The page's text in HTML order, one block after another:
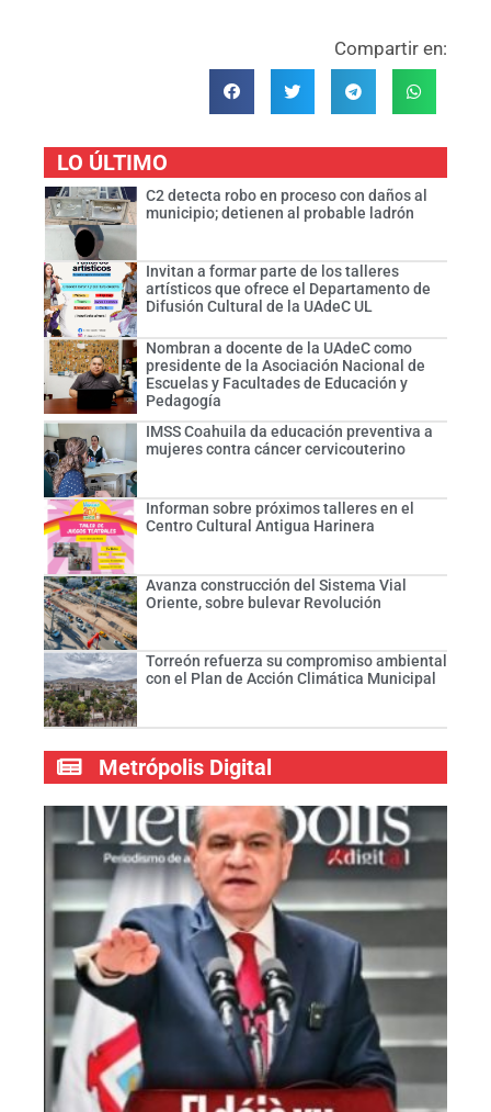
Compartir en:
LO ÚLTIMO
C2 detecta robo en proceso con daños al
municipio; detienen al probable ladrón
Invitan a formar parte de los talleres
artísticos que ofrece el Departamento de
Difusión Cultural de la UAdeC UL
Nombran a docente de la UAdeC como
presidente de la Asociación Nacional de
Escuelas y Facultades de Educación y
Pedagogía
IMSS Coahuila da educación preventiva a
mujeres contra cáncer cervicouterino
Informan sobre próximos talleres en el
Centro Cultural Antigua Harinera
Avanza construcción del Sistema Vial
Oriente, sobre bulevar Revolución
Torreón refuerza su compromiso ambiental
con el Plan de Acción Climática Municipal
Metrópolis Digital